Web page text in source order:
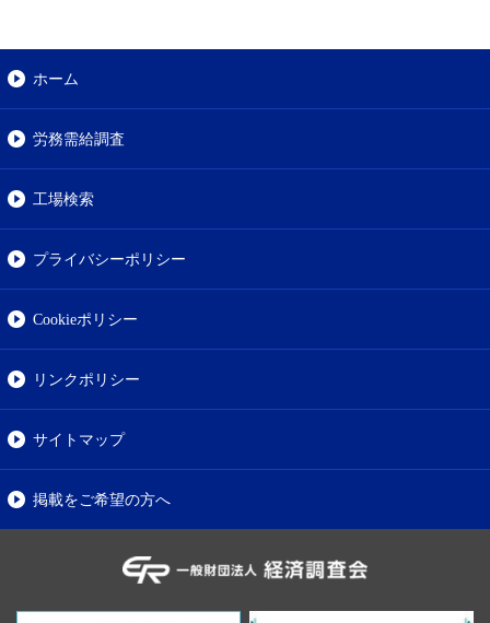
ホーム
労務需給調査
工場検索
プライバシーポリシー
Cookieポリシー
リンクポリシー
サイトマップ
掲載をご希望の方へ